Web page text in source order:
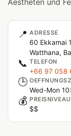
Aestheten und
📍 ADRESSE
60 Ekkamai
Watthana,
📞 TELEFON
+66 97 058
🕒
Wed-Mon
💰 PREISNIVEAU
$$